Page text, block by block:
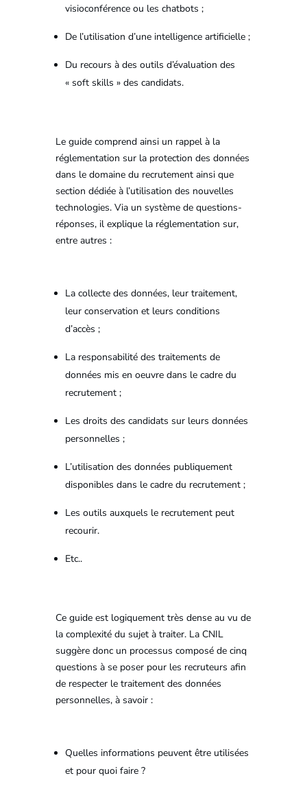
visioconférence ou les chatbots ;
De l’utilisation d’une intelligence artificielle ;
Du recours à des outils d’évaluation des
« soft skills » des candidats.
Le guide comprend ainsi un rappel à la
réglementation sur la protection des données
dans le domaine du recrutement ainsi que
section dédiée à l’utilisation des nouvelles
technologies. Via un système de questions-
réponses, il explique la réglementation sur,
entre autres :
La collecte des données, leur traitement,
leur conservation et leurs conditions
d’accès ;
La responsabilité des traitements de
données mis en oeuvre dans le cadre du
recrutement ;
Les droits des candidats sur leurs données
personnelles ;
L’utilisation des données publiquement
disponibles dans le cadre du recrutement ;
Les outils auxquels le recrutement peut
recourir.
Etc..
Ce guide est logiquement très dense au vu de
la complexité du sujet à traiter. La CNIL
suggère donc un processus composé de cinq
questions à se poser pour les recruteurs afin
de respecter le traitement des données
personnelles, à savoir :
Quelles informations peuvent être utilisées
et pour quoi faire ?